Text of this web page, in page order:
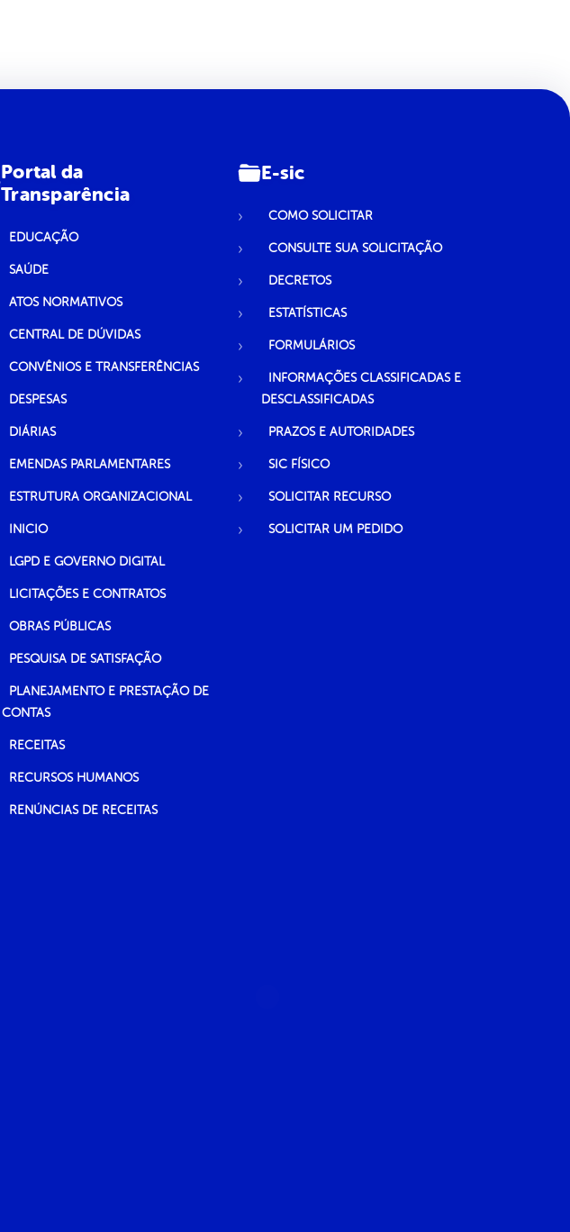
Portal da
Transparência
EDUCAÇÃO
SAÚDE
ATOS NORMATIVOS
CENTRAL DE DÚVIDAS
CONVÊNIOS E TRANSFERÊNCIAS
DESPESAS
DIÁRIAS
EMENDAS PARLAMENTARES
ESTRUTURA ORGANIZACIONAL
INICIO
LGPD E GOVERNO DIGITAL
LICITAÇÕES E CONTRATOS
OBRAS PÚBLICAS
PESQUISA DE SATISFAÇÃO
PLANEJAMENTO E PRESTAÇÃO DE
CONTAS
RECEITAS
RECURSOS HUMANOS
RENÚNCIAS DE RECEITAS
E-sic
COMO SOLICITAR
CONSULTE SUA SOLICITAÇÃO
DECRETOS
ESTATÍSTICAS
FORMULÁRIOS
INFORMAÇÕES CLASSIFICADAS E
DESCLASSIFICADAS
PRAZOS E AUTORIDADES
SIC FÍSICO
SOLICITAR RECURSO
SOLICITAR UM PEDIDO